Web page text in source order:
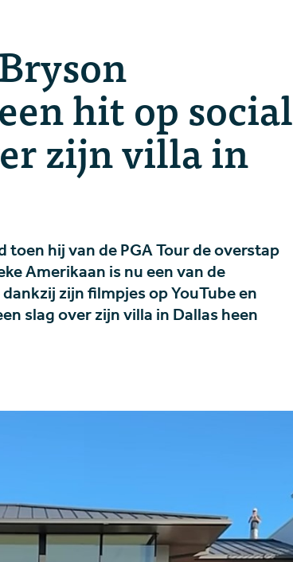
hit op social
zijn villa in
hij van de PGA Tour de overstap
Amerikaan is nu een van de
zijn filmpjes op YouTube en
slag over zijn villa in Dallas heen